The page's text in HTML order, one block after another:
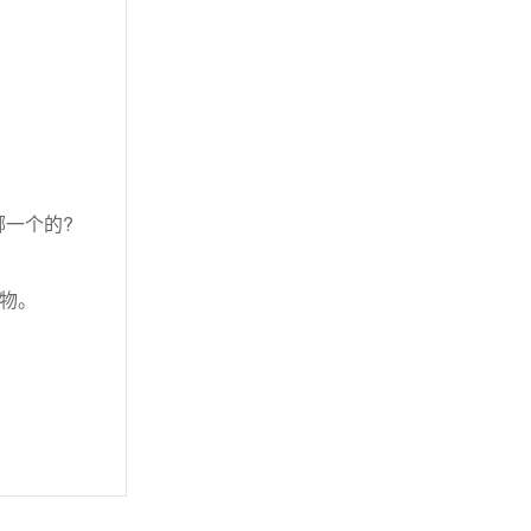
个的?
。